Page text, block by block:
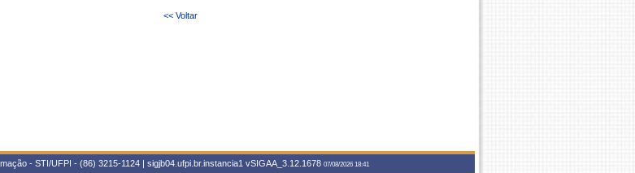
<< Voltar
- STI/UFPI - (86) 3215-1124 | sigjb04.ufpi.br.instancia1 vSIGAA_3.12.1678 07/08/2026 18:41